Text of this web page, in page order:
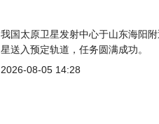
我国太原卫星发射中心于山东海阳
星送入预定轨道，任务圆满成功。
2026-08-05 14:28